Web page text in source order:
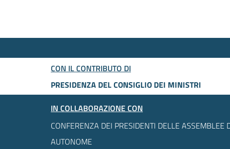
CON IL CONTRIBUTO DI
PRESIDENZA DEL CONSIGLIO DEI MINISTRI
IN COLLABORAZIONE CON
CONFERENZA DEI PRESIDENTI DELLE ASSEMBLEE
AUTONOME